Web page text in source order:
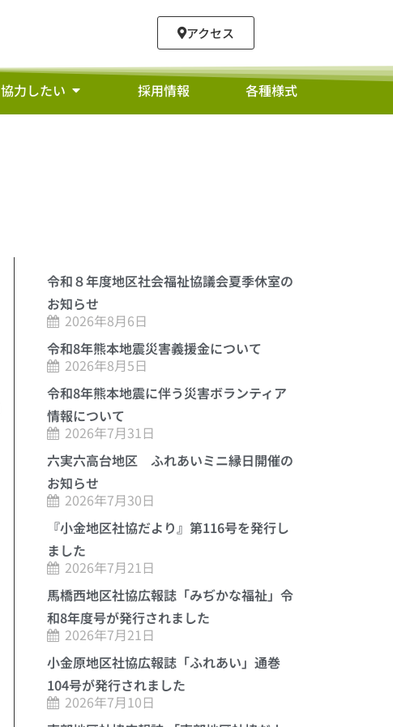
アクセス
協力したい 採用情報 各種様式
令和８年度地区社会福祉協議会夏季休室の
お知らせ
2026年8月6日
令和8年熊本地震災害義援金について
2026年8月5日
令和8年熊本地震に伴う災害ボランティア
情報について
2026年7月31日
六実六高台地区 ふれあいミニ縁日開催の
お知らせ
2026年7月30日
『小金地区社協だより』第116号を発行し
ました
2026年7月21日
馬橋西地区社協広報誌「みぢかな福祉」令
和8年度号が発行されました
2026年7月21日
小金原地区社協広報誌「ふれあい」通巻
104号が発行されました
2026年7月10日